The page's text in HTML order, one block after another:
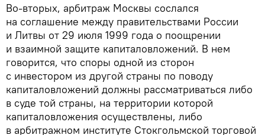
Во-вторых, арбитраж Москвы сослался
на соглашение между правительствами России
и Литвы от 29 июля 1999 года о поощрении
и взаимной защите капиталовложений. В нем
говорится, что споры одной из сторон
с инвестором из другой страны по поводу
капиталовложений должны рассматриваться либо
в суде той страны, на территории которой
капиталовложения осуществлены, либо
в арбитражном институте Стокгольмской торговой